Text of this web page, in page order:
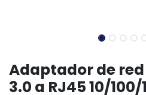
Adaptador de red
3.0 a RJ45 10/